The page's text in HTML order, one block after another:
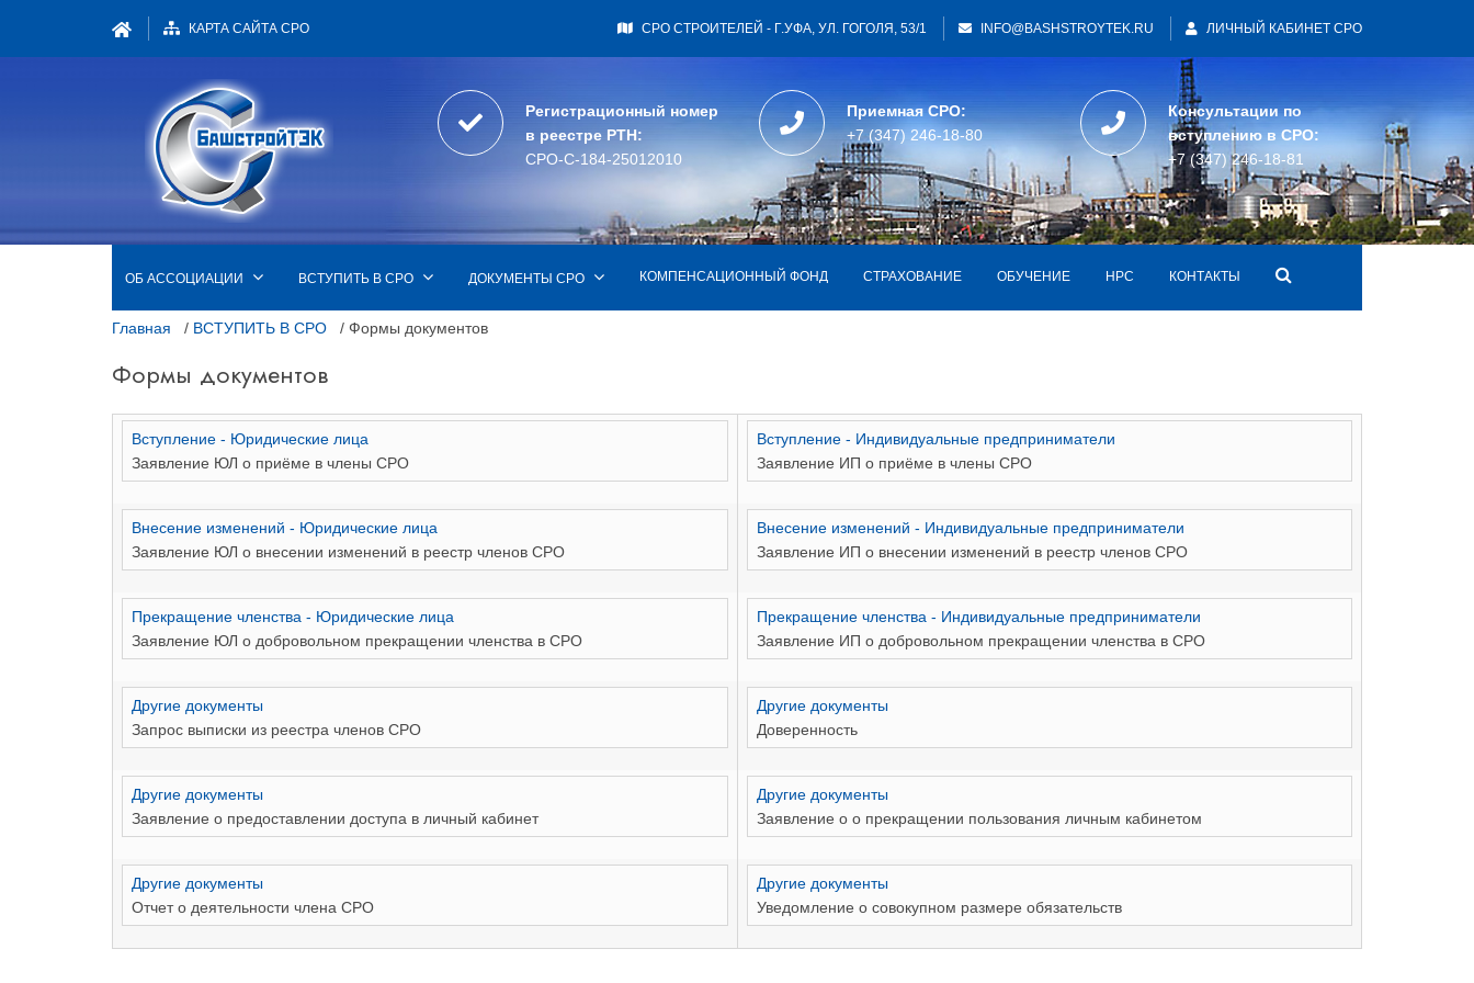
КАРТА САЙТА СРО СРО СТРОИТЕЛЕЙ - Г.УФА, УЛ. ГОГОЛЯ, 53/1 INFO@BASHSTROYTEK.RU ЛИЧНЫЙ КАБИНЕТ СРО
Регистрационный номер
в реестре РТН:
СРО-С-184-25012010
Приемная СРО:
+7 (347) 246-18-80
Консультации по
вступлению в СРО:
+7 (347) 246-18-81
ОБ АССОЦИАЦИИ ВСТУПИТЬ В СРО ДОКУМЕНТЫ СРО КОМПЕНСАЦИОННЫЙ ФОНД СТРАХОВАНИЕ ОБУЧЕНИЕ НРС КОНТАКТЫ
Главная / ВСТУПИТЬ В СРО / Формы документов
Формы документов
Вступление - Юридические лица
Заявление ЮЛ о приёме в члены СРО
Вступление - Индивидуальные предприниматели
Заявление ИП о приёме в члены СРО
Внесение изменений - Юридические лица
Заявление ЮЛ о внесении изменений в реестр членов СРО
Внесение изменений - Индивидуальные предприниматели
Заявление ИП о внесении изменений в реестр членов СРО
Прекращение членства - Юридические лица
Заявление ЮЛ о добровольном прекращении членства в СРО
Прекращение членства - Индивидуальные предприниматели
Заявление ИП о добровольном прекращении членства в СРО
Другие документы
Запрос выписки из реестра членов СРО
Другие документы
Доверенность
Другие документы
Заявление о предоставлении доступа в личный кабинет
Другие документы
Заявление о о прекращении пользования личным кабинетом
Другие документы
Отчет о деятельности члена СРО
Другие документы
Уведомление о совокупном размере обязательств